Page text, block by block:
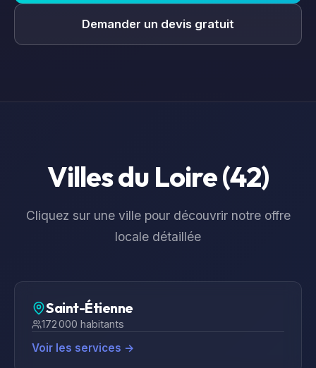
Demander un devis gratuit
Villes du Loire(42)
Cliquez sur une ville pour découvrir notre offre
locale détaillée
Saint-Étienne
172 000 habitants
Voir les services →